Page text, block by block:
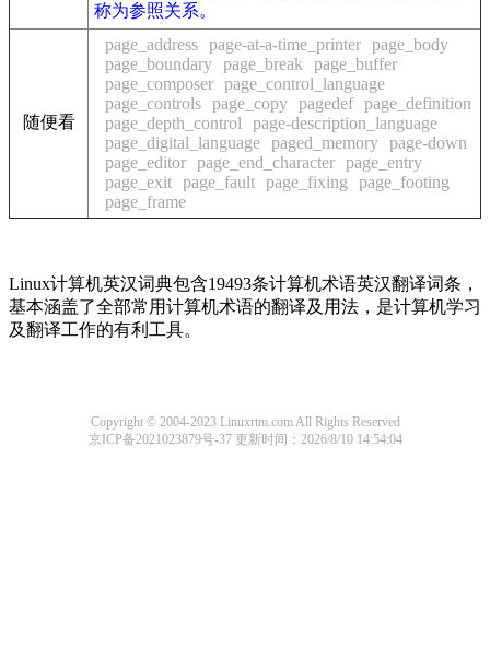
称为参照关系。
随便看
page_address page-at-a-time_printer page_body
page_boundary page_break
page_buffer
page_composer page_control_language
page_controls page_copy pagedef page_definition
page_depth_control
page-description_language
page_digital_language paged_memory page-down
page_editor page_end_character page_entry
page_exit page_fault page_fixing
page_footing
page_frame
Linux计算机英汉词典包含19493条计算机术语英汉翻译词条，
基本涵盖了全部常用计算机术语的翻译及用法，是计算机学习
及翻译工作的有利工具。
Copyright © 2004-2023 Linuxrtm.com All Rights Reserved
京ICP备2021023879号-37更新时间：2026/8/10 14:54:04